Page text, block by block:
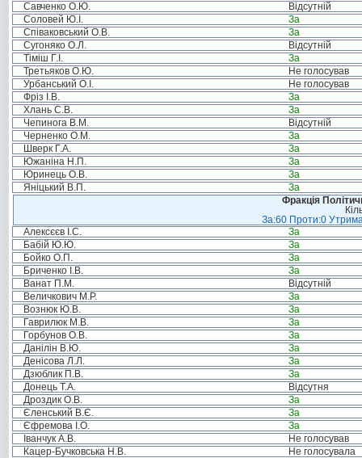
Савченко О.Ю.
Відсутній
Соловей Ю.І.
За
Співаковський О.В.
За
Сугоняко О.Л.
Відсутній
Тіміш Г.І.
За
Третьяков О.Ю.
Не голосував
Урбанський О.І.
Не голосував
Фріз І.В.
За
Хлань С.В.
За
Чепинога В.М.
Відсутній
Черненко О.М.
За
Шверк Г.А.
За
Южаніна Н.П.
За
Юринець О.В.
За
Яніцький В.П.
За
Фракція
За:60 Проти:0
Алексєєв І.С.
За
Бабій Ю.Ю.
За
Бойко О.П.
За
Бриченко І.В.
За
Ванат П.М.
Відсутній
Величкович М.Р.
За
Вознюк Ю.В.
За
Гаврилюк М.В.
За
Горбунов О.В.
За
Данілін В.Ю.
За
Денісова Л.Л.
За
Дзюблик П.В.
За
Донець Т.А.
Відсутня
Дроздик О.В.
За
Єленський В.Є.
За
Єфремова І.О.
За
Іванчук А.В.
Не голосував
Кацер-Бучковська Н.В.
Не голосувала